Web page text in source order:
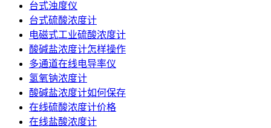
台式浊度仪
台式硫酸浓度计
电磁式工业硫酸浓度计
酸碱盐浓度计怎样操作
多通道在线电导率仪
氢氧钠浓度计
酸碱盐浓度计如何保存
在线硫酸浓度计价格
在线盐酸浓度计